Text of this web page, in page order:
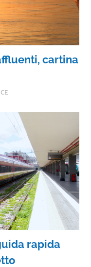
cartina
rapida